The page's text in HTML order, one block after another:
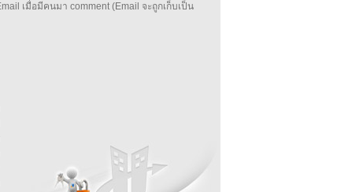
เมื่อมีคนมา comment (Email จะถูกเก็บเป็น